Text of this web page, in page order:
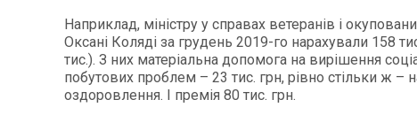
Наприклад, міністру у справах ветеранів і
Оксані Коляді за грудень 2019-го нарахували 158
тис.). З них матеріальна допомога на вирішення
побутових проблем – 23 тис. грн, рівно стільки ж –
оздоровлення. І премія 80 тис. грн.